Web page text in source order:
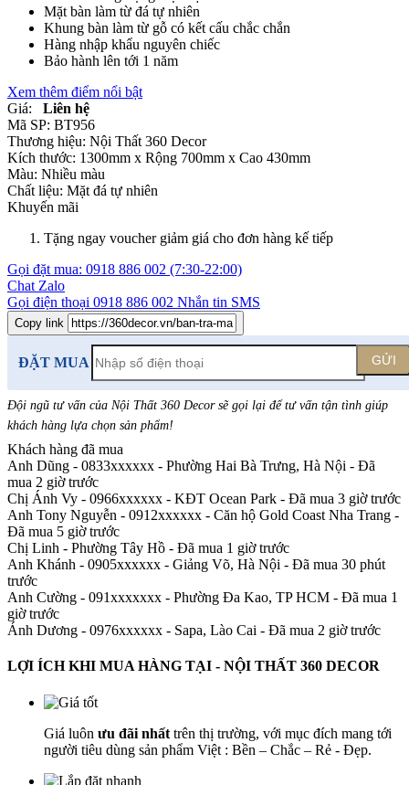
Mặt bàn làm từ đá tự nhiên
Khung bàn làm từ gỗ có kết cấu chắc chắn
Hàng nhập khẩu nguyên chiếc
Bảo hành lên tới 1 năm
Xem thêm điểm nổi bật
Giá:
Liên hệ
Mã SP: BT956
Thương hiệu: Nội Thất 360 Decor
Kích thước: 1300mm x Rộng 700mm x Cao 430mm
Màu: Nhiều màu
Chất liệu: Mặt đá tự nhiên
Khuyến mãi
Tặng ngay voucher giảm giá cho đơn hàng kế tiếp
Gọi đặt mua: 0918 886 002 (7:30-22:00)
Chat Zalo
Gọi điện thoại 0918 886 002 Nhắn tin SMS
Copy link
ĐẶT MUA GỬI
Đội ngũ tư vấn của Nội Thất 360 Decor sẽ gọi lại để tư vấn tận tình giúp
khách hàng lựa chọn sản phẩm!
Khách hàng đã mua
Anh Dũng - 0833xxxxxx - Phường Hai Bà Trưng, Hà Nội - Đã
mua 2 giờ trước
Chị Ánh Vy - 0966xxxxxx - KĐT Ocean Park - Đã mua 3 giờ trước
Anh Tony Nguyễn - 0912xxxxxx - Căn hộ Gold Coast Nha Trang -
Đã mua 5 giờ trước
Chị Linh - Phường Tây Hồ - Đã mua 1 giờ trước
Anh Khánh - 0905xxxxxx - Giảng Võ, Hà Nội - Đã mua 30 phút
trước
Anh Cường - 091xxxxxxx - Phường Đa Kao, TP HCM - Đã mua 1
giờ trước
Ánh Dương - 0976xxxxxx - Sapa, Lào Cai - Đã mua 2 giờ trước
LỢI ÍCH KHI MUA HÀNG TẠI - NỘI THẤT 360 DECOR
Giá luôn ưu đãi nhất trên thị trường, với mục đích mang tới
người tiêu dùng sản phẩm Việt : Bền – Chắc – Rẻ - Đẹp.